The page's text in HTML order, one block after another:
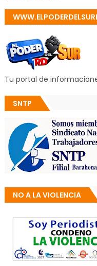
Tu portal de
SNTP
NO A LA VIOLENCIA